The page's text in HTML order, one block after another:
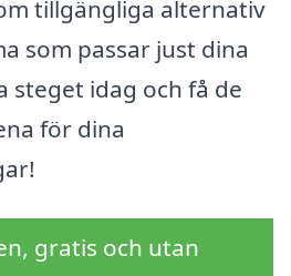
tillgängliga alternativ
som passar just dina
steget idag och få de
för dina
gratis och utan